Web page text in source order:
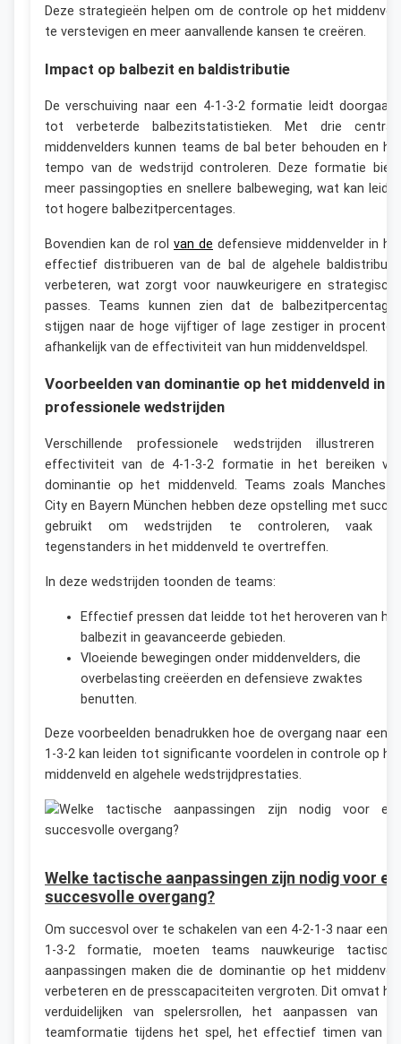
Deze strategieën helpen om de controle op het
te verstevigen en meer aanvallende kansen te creëren.
Impact op balbezit en baldistributie
De verschuiving naar een 4-1-3-2 formatie leidt
tot verbeterde balbezitstatistieken. Met drie
middenvelders kunnen teams de bal beter behouden en
tempo van de wedstrijd controleren. Deze formatie
meer passingopties en snellere balbeweging, wat kan
tot hogere balbezitpercentages.
Bovendien kan de rol van de defensieve middenvelder in
effectief distribueren van de bal de algehele
verbeteren, wat zorgt voor nauwkeurigere en
passes. Teams kunnen zien dat de
stijgen naar de hoge vijftiger of lage zestiger in
afhankelijk van de effectiviteit van hun middenveldspel.
Voorbeelden van dominantie op het middenveld in
professionele wedstrijden
Verschillende professionele wedstrijden illustreren
effectiviteit van de 4-1-3-2 formatie in het bereiken
dominantie op het middenveld. Teams zoals
City en Bayern München hebben deze opstelling met
gebruikt om wedstrijden te controleren, vaak
tegenstanders in het middenveld te overtreffen.
In deze wedstrijden toonden de teams:
Effectief pressen dat leidde tot het heroveren van het
balbezit in geavanceerde gebieden.
Vloeiende bewegingen onder middenvelders, die
overbelasting creëerden en defensieve zwaktes
benutten.
Deze voorbeelden benadrukken hoe de overgang naar een
1-3-2 kan leiden tot significante voordelen in controle op
middenveld en algehele wedstrijdprestaties.
Welke tactische aanpassingen zijn nodig voor
succesvolle overgang?
Om succesvol over te schakelen van een 4-2-1-3 naar een
1-3-2 formatie, moeten teams nauwkeurige
aanpassingen maken die de dominantie op het
verbeteren en de presscapaciteiten vergroten. Dit omvat
verduidelijken van spelersrollen, het aanpassen van
teamformatie tijdens het spel, het effectief timen van